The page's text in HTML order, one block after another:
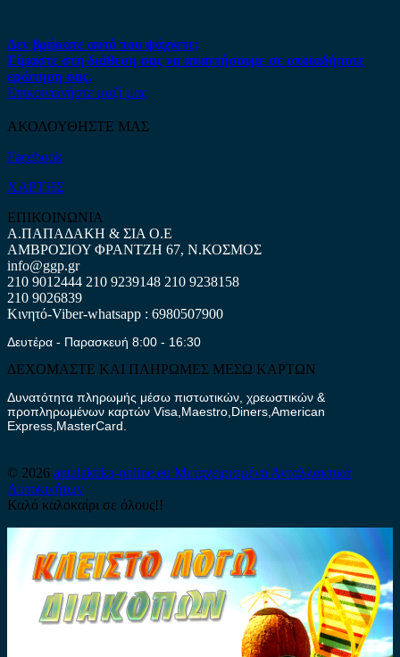
Δεν βρήκατε αυτό που ψάχνετε;
Είμαστε στη διάθεση σας να απαντήσουμε σε οποιαδήποτε
ερώτηση σας.
Επικοινωνήστε μαζί μας
ΑΚΟΛΟΥΘΗΣΤΕ ΜΑΣ
Facebook
ΧΑΡΤΗΣ
ΕΠΙΚΟΙΝΩΝΙΑ
Α.ΠΑΠΑΔΑΚΗ & ΣΙΑ Ο.Ε
ΑΜΒΡΟΣΙΟΥ ΦΡΑΝΤΖΗ 67, Ν.ΚΟΣΜΟΣ
info@ggp.gr
210 9012444 210 9239148 210 9238158
210 9026839
Κινητό-Viber-whatsapp : 6980507900
Δευτέρα - Παρασκευή 8:00 - 16:30
ΔΕΧΟΜΑΣΤΕ ΚΑΙ ΠΛΗΡΩΜΕΣ ΜΕΣΩ ΚΑΡΤΩΝ
Δυνατότητα πληρωμής μέσω πιστωτικών, χρεωστικών &
προπληρωμένων καρτών Visa,Maestro,Diners,American
Express,MasterCard.
© 2026 antalaktika-online.eu Μεταχειρισμένα Ανταλλακτικά
Αυτοκινήτων
Καλό καλοκαίρι σε όλους!!